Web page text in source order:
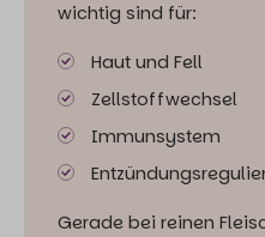
wichtig sind für:
Haut und Fell
Zellstoffwechsel
Immunsystem
Gerade bei reinen